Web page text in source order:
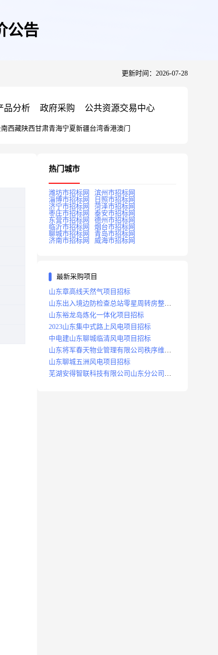
公告
更新时间：2026-07-28
品分析 政府采购 公共资源交易中心
西藏陕西甘肃青海宁夏新疆台湾香港澳门
热门城市
潍坊市招标网
滨州市招标网
淄博市招标网
日照市招标网
济宁市招标网
菏泽市招标网
枣庄市招标网
泰安市招标网
东营市招标网
德州市招标网
临沂市招标网
烟台市招标网
聊城市招标网
青岛市招标网
济南市招标网
威海市招标网
最新采购项目
山东章高线天然气项目招标
山东出入境边防检查总站零星周转房整修
项目招标中标
山东裕龙岛炼化一体化项目招标
2023山东集中式路上风电项目招标
中电建山东聊城临清风电项目招标
山东将军春天物业管理有限公司秩序维护
服务项目招标公告
山东聊城五洲风电项目招标
芜湖安得智联科技有限公司山东分公司济